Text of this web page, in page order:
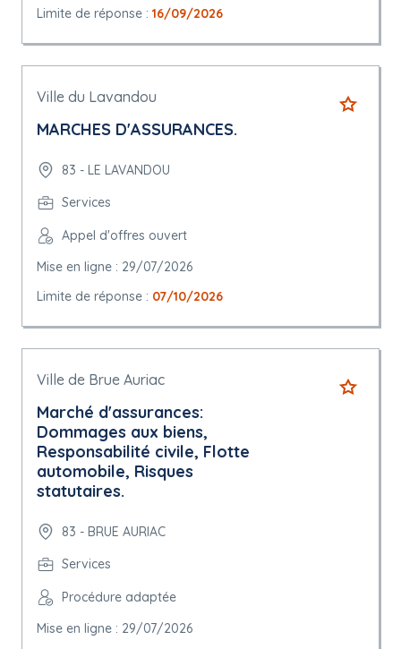
Limite de réponse : 16/09/2026
Ville du Lavandou
MARCHES D'ASSURANCES.
83 - LE LAVANDOU
Services
Appel d'offres ouvert
Mise en ligne : 29/07/2026
Limite de réponse : 07/10/2026
Ville de Brue Auriac
Marché d'assurances:
Dommages aux biens,
Responsabilité civile, Flotte
automobile, Risques
statutaires.
83 - BRUE AURIAC
Services
Procédure adaptée
Mise en ligne : 29/07/2026